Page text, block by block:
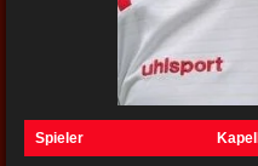
Spieler